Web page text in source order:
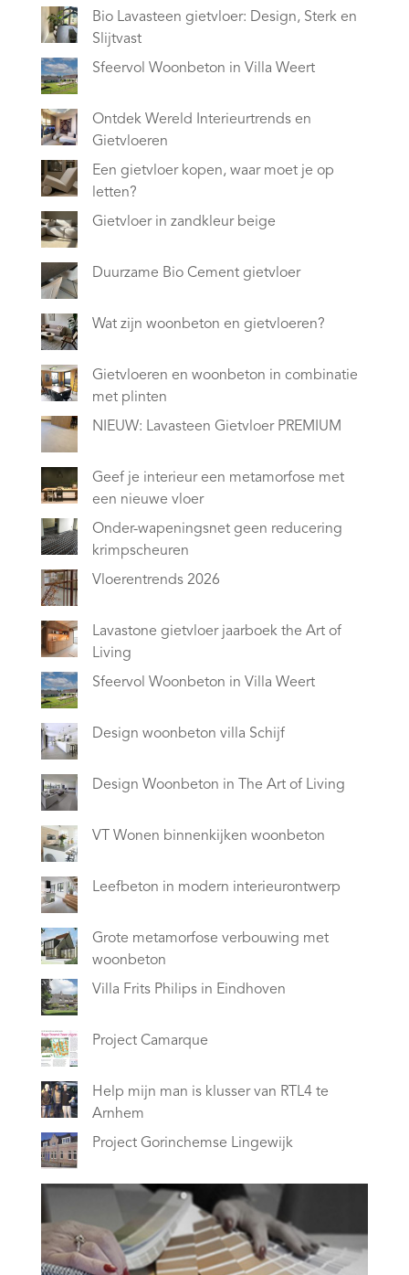
Bio Lavasteen gietvloer: Design, Sterk en
Slijtvast
Sfeervol Woonbeton in Villa Weert
Ontdek Wereld Interieurtrends en
Gietvloeren
Een gietvloer kopen, waar moet je op
letten?
Gietvloer in zandkleur beige
Duurzame Bio Cement gietvloer
Wat zijn woonbeton en gietvloeren?
Gietvloeren en woonbeton in combinatie
met plinten
NIEUW: Lavasteen Gietvloer PREMIUM
Geef je interieur een metamorfose met
een nieuwe vloer
Onder-wapeningsnet geen reducering
krimpscheuren
Vloerentrends 2026
Lavastone gietvloer jaarboek the Art of
Living
Sfeervol Woonbeton in Villa Weert
Design woonbeton villa Schijf
Design Woonbeton in The Art of Living
VT Wonen binnenkijken woonbeton
Leefbeton in modern interieurontwerp
Grote metamorfose verbouwing met
woonbeton
Villa Frits Philips in Eindhoven
Project Camarque
Help mijn man is klusser van RTL4 te
Arnhem
Project Gorinchemse Lingewijk